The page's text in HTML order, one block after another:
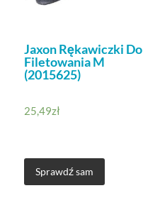
Jaxon Rękawiczki Do
Filetowania M
(2015625)
25,49zł
Sprawdź sam